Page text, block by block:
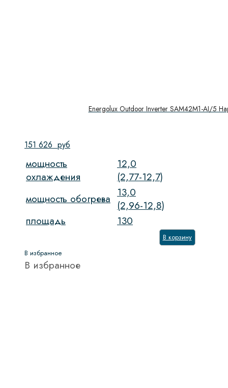
Energolux Outdoor Inverter SAM42M1-AI/5
151 626 руб
мощность
охлаждения
12,0
(2,77-12,7)
мощность обогрева 13,0
(2,96-12,8)
площадь
130
В корзину
В избранное
В избранное